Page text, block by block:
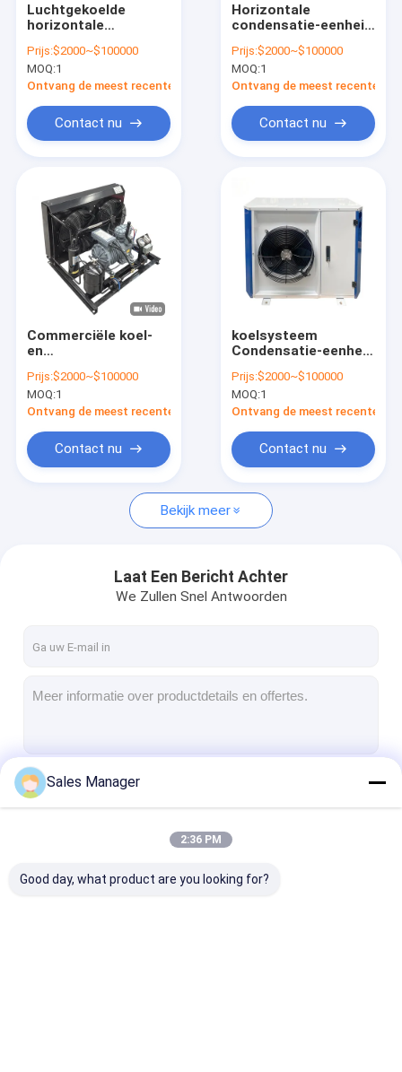
Producten
Video's
Over Ons
Neem contact met ons op
Nieuws
Parallelle schroefeenheid
Lucht Koelere Condensator
Koude Bergruimte
Verkoelingsenergie
Luchtgekoelde
horizontale
met
frequentieventilator
voor supermarkt
Prijs:$2000~$100000
MOQ:1
Ontvang de meest recente Prijs
Contact nu
Horizontale
condensatie-eenheid
voor
verdampingstemperatuur
en efficiëntie van -40
Prijs:$2000~$100000
MOQ:1
Ontvang de meest recente
Contact nu
Commerciële koel-
en
met een temperatuur
van 0-10 °C en -15-25
°C
Prijs:$2000~$100000
MOQ:1
Ontvang de meest recente Prijs
Contact nu
koelsysteem
Condensatie-eenheid
25c Temperatuur
wandeling in de
vriezer
Prijs:$2000~$100000
MOQ:1
Ontvang de meest recente
Contact nu
Bekijk meer
Laat Een Bericht Achter
We Zullen Snel Antwoorden
Sales Manager
2:36 PM
Good day, what product are you looking for?